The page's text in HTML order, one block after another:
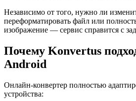
Независимо от того, нужно ли
переформатировать файл или
изображение — сервис справится с
Почему Konvertus
Android
Онлайн-конвертер полностью
устройства: